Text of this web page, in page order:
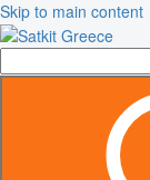
Skip to main content